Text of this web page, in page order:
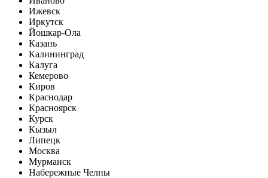
Ижевск
Иркутск
Йошкар-Ола
Казань
Калининград
Калуга
Кемерово
Киров
Краснодар
Красноярск
Курск
Кызыл
Липецк
Москва
Мурманск
Набережные Челны